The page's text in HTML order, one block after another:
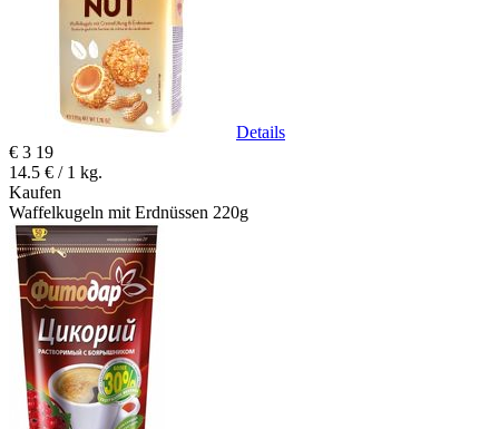
Details
€ 3 19
14.5 € / 1 kg.
Kaufen
Waffelkugeln mit Erdnüssen 220g